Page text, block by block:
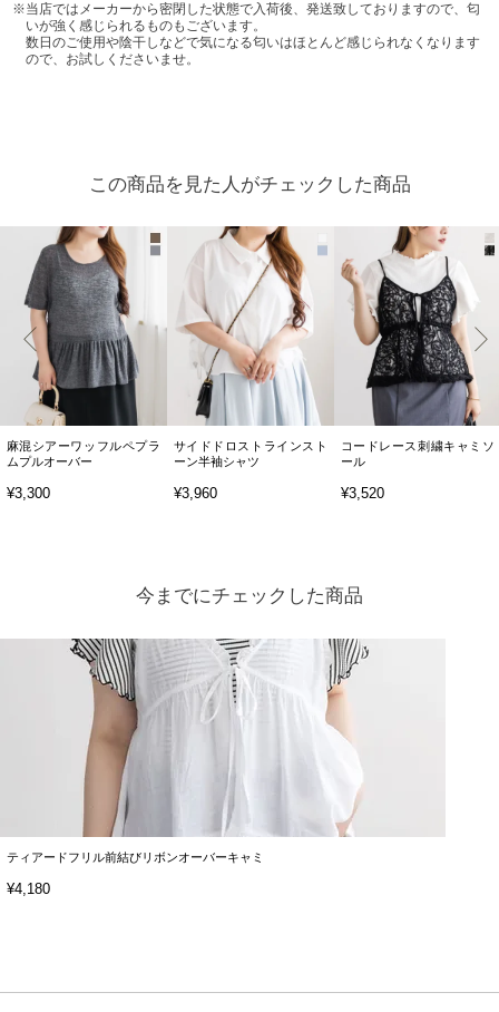
当店ではメーカーから密閉した状態で入荷後、発送致しておりますので、匂
いが強く感じられるものもございます。
数日のご使用や陰干しなどで気になる匂いはほとんど感じられなくなります
ので、お試しくださいませ。
この商品を見た人がチェックした商品
麻混シアーワッフルペプラ
ムプルオーバー
¥3,300
サイドドロストラインスト
ーン半袖シャツ
¥3,960
コードレース刺繍キャミソ
ール
¥3,520
今までにチェックした商品
ティアードフリル前結びリボンオーバーキャミ
¥4,180